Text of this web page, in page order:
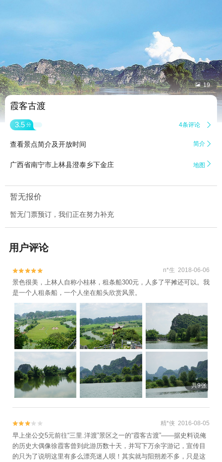
 19
霞客古渡
3.5 分 4条评论 
查看景点简介及开放时间 简介 
广西省南宁市上林县澄泰乡下金庄 地图 
暂无报价
暂无门票预订，我们正在努力补充
用户评论

 n*生 2018-06-06
景色很美，上林人自称小桂林，租条船300元，人多了平摊还可以。我
是一个人租条船，一个人坐在船头欣赏风景。
共9张

 精*侠 2016-08-05
早上坐公交5元前往“三里.洋渡”景区之一的“霞客古渡”——据史料说俺
的历史大偶像徐霞客曾到此游历数十天，并写下万余字游记，宣传目
的只为了说明这里有多么漂亮迷人呗！其实就与阳朔差不多，只是这